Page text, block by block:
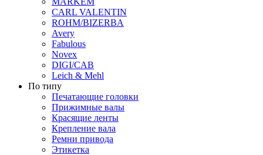
CARL VALENTIN
ROHM/BIZERBA
Avery
Fabulous
Novex
DIGI/CAB
Leich & Mehl
По типу
Печатающие головки
Прижимные валы
Красящие ленты
Крепление вала
Ремни привода
Этикетка